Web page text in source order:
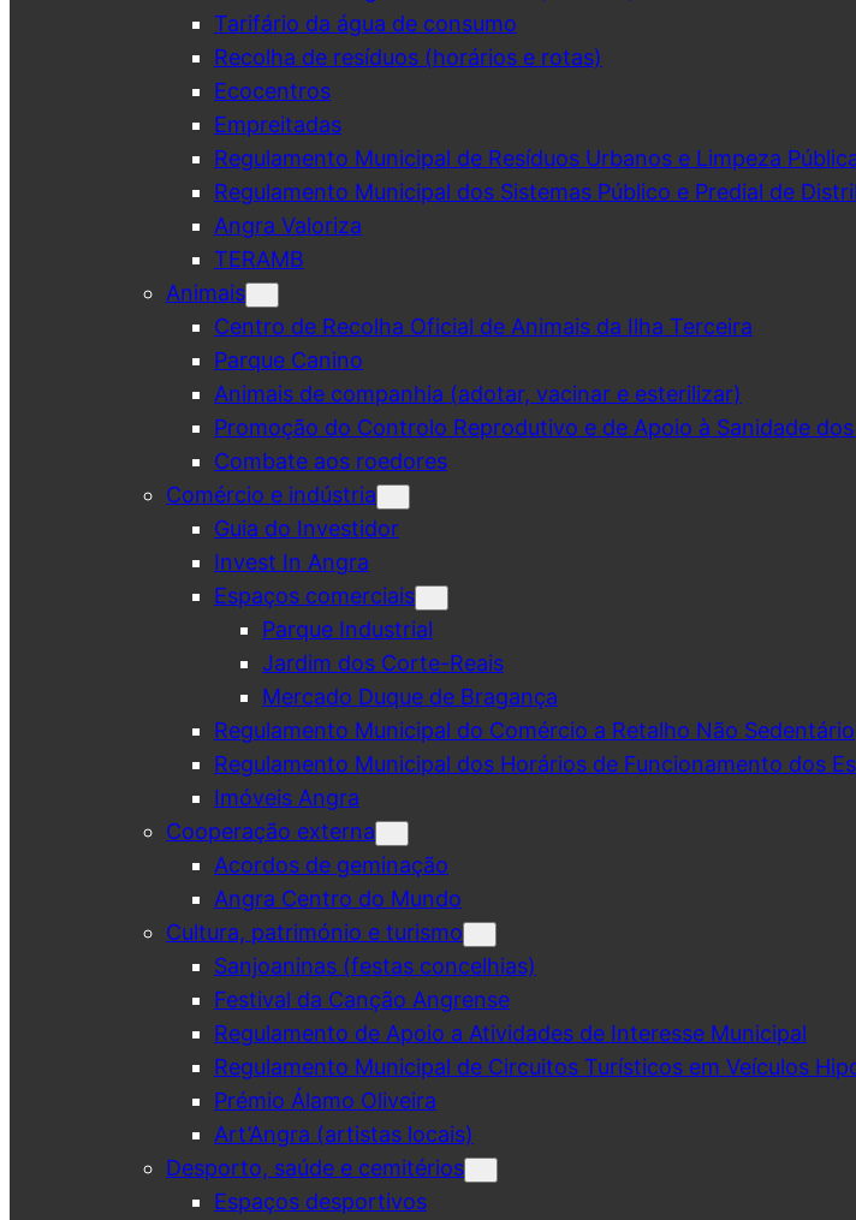
Tarifário da água de consumo
Recolha de resíduos (horários e rotas)
Ecocentros
Empreitadas
Regulamento Municipal de Resíduos Urbanos e Limpeza
Regulamento Municipal dos Sistemas Público e Predial de
Angra Valoriza
TERAMB
Animais
Centro de Recolha Oficial de Animais da Ilha Terceira
Parque Canino
Animais de companhia (adotar, vacinar e esterilizar)
Promoção do Controlo Reprodutivo e de Apoio à Sanidade
Combate aos roedores
Comércio e indústria
Guia do Investidor
Invest In Angra
Espaços comerciais
Parque Industrial
Jardim dos Corte-Reais
Mercado Duque de Bragança
Regulamento Municipal do Comércio a Retalho Não Sedentário
Regulamento Municipal dos Horários de Funcionamento dos
Imóveis Angra
Cooperação externa
Acordos de geminação
Angra Centro do Mundo
Cultura, património e turismo
Sanjoaninas (festas concelhias)
Festival da Canção Angrense
Regulamento de Apoio a Atividades de Interesse Municipal
Regulamento Municipal de Circuitos Turísticos em Veículos
Prémio Álamo Oliveira
Art’Angra (artistas locais)
Desporto, saúde e cemitérios
Espaços desportivos